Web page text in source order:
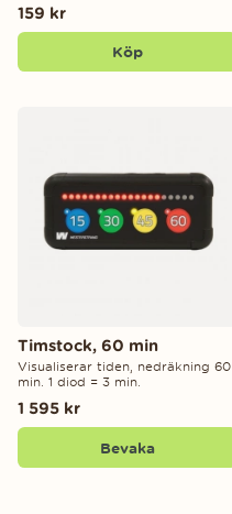
159 kr
Köp
Timstock, 60 min
Visualiserar tiden, nedräkning 60
min. 1 diod = 3 min.
1 595 kr
Bevaka